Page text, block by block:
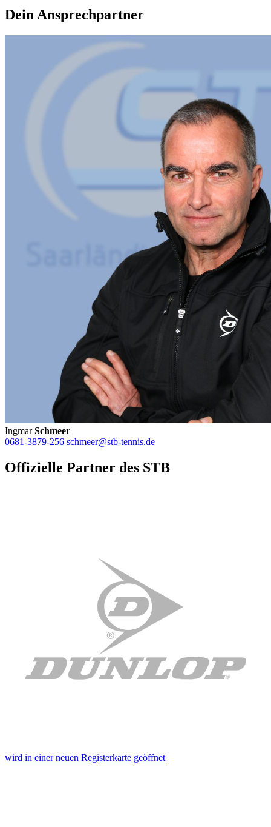
Dein Ansprechpartner
IngmarSchmeer
0681-3879-256 schmeer@stb-tennis.de
Offizielle Partner des STB
wird in einer neuen Registerkarte geöffnet